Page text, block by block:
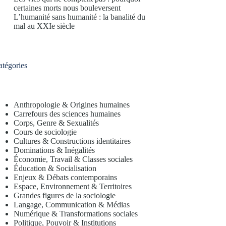
certaines morts nous bouleversent
L’humanité sans humanité : la banalité du
mal au XXIe siècle
Anthropologie & Origines humaines
Carrefours des sciences humaines
Corps, Genre & Sexualités
Cours de sociologie
Cultures & Constructions identitaires
Dominations & Inégalités
Économie, Travail & Classes sociales
Éducation & Socialisation
Enjeux & Débats contemporains
Espace, Environnement & Territoires
Grandes figures de la sociologie
Langage, Communication & Médias
Numérique & Transformations sociales
Politique, Pouvoir & Institutions